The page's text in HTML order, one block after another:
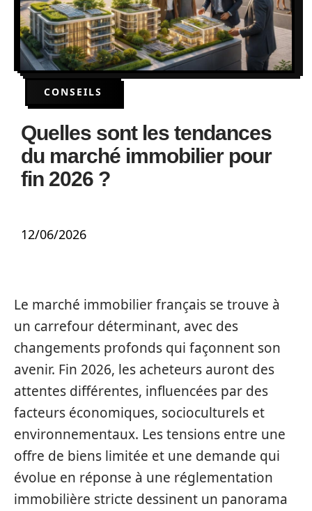
CONSEILS
Quelles sont les tendances
du marché immobilier pour
fin 2026 ?
12/06/2026
Le marché immobilier français se trouve à
un carrefour déterminant, avec des
changements profonds qui façonnent son
avenir. Fin 2026, les acheteurs auront des
attentes différentes, influencées par des
facteurs économiques, socioculturels et
environnementaux. Les tensions entre une
offre de biens limitée et une demande qui
évolue en réponse à une réglementation
immobilière stricte dessinent un panorama